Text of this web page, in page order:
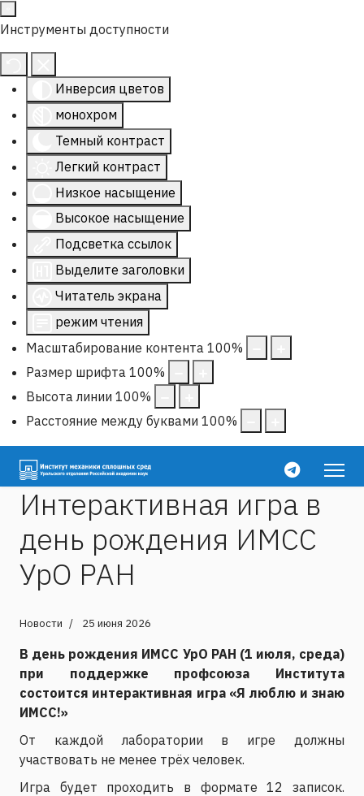
Инструменты доступности
Инверсия цветов
монохром
Темный контраст
Легкий контраст
Низкое насыщение
Высокое насыщение
Подсветка ссылок
Выделите заголовки
Читатель экрана
режим чтения
Масштабирование контента 100%
Размер шрифта 100%
Высота линии 100%
Расстояние между буквами 100%
Интерактивная игра в
день рождения ИМСС
УрО РАН
Новости 25 июня 2026
В день рождения ИМСС УрО РАН (1 июля, среда)
при поддержке профсоюза Института
состоится интерактивная игра «Я люблю и знаю
ИМСС!»
От каждой лаборатории в игре должны
участвовать не менее трёх человек.
Игра будет проходить в формате 12 записок.